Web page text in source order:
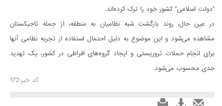
"دولت اسلامی" کشور خود را ترک کرده‌اند.
در عین حال، روند بازگشت شبه نظامیان به منطقه، از جمله تاجیکستان
مشاهده می‌شود و این موضوع به دلیل احتمال استفاده از تجربه نظامی آنها
برای انجام حملات تروریستی و ایجاد گروه‌های افراطی در کشور، یک تهدید
جدی محسوب می‌شود.
کد خبر:172